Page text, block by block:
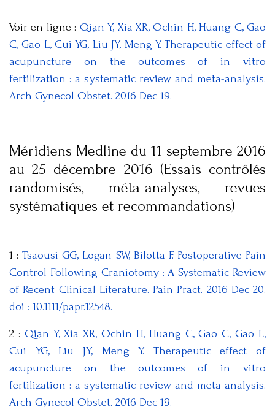
Voir en ligne : Qian Y, Xia XR, Ochin H, Huang C, Gao
C, Gao L, Cui YG, Liu JY, Meng Y. Therapeutic effect of
acupuncture on the outcomes of in vitro
fertilization : a systematic review and meta-analysis.
Arch Gynecol Obstet. 2016 Dec 19.
Méridiens Medline du 11 septembre 2016
au 25 décembre 2016 (Essais contrôlés
randomisés, méta-analyses, revues
systématiques et recommandations)
1 : Tsaousi GG, Logan SW, Bilotta F. Postoperative Pain
Control Following Craniotomy : A Systematic Review
of Recent Clinical Literature. Pain Pract. 2016 Dec 20.
doi : 10.1111/papr.12548.
2 : Qian Y, Xia XR, Ochin H, Huang C, Gao C, Gao L,
Cui YG, Liu JY, Meng Y. Therapeutic effect of
acupuncture on the outcomes of in vitro
fertilization : a systematic review and meta-analysis.
Arch Gynecol Obstet. 2016 Dec 19.